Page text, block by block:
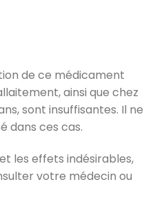
de ce médicament
ainsi que chez
sont insuffisantes. Il ne
dans ces cas.
les effets indésirables,
votre médecin ou